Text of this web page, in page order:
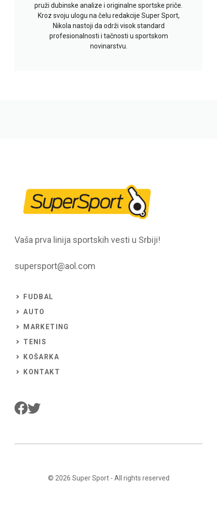
pruži dubinske analize i originalne sportske priče.
Kroz svoju ulogu na čelu redakcije Super Sport,
Nikola nastoji da održi visok standard
profesionalnosti i tačnosti u sportskom
novinarstvu.
Vaša prva linija sportskih vesti u Srbiji!
supersport@aol.com
FUDBAL
AUTO
MARKETING
TENIS
KOŠARKA
KONTAKT
© 2026 Super Sport- All rights reserved